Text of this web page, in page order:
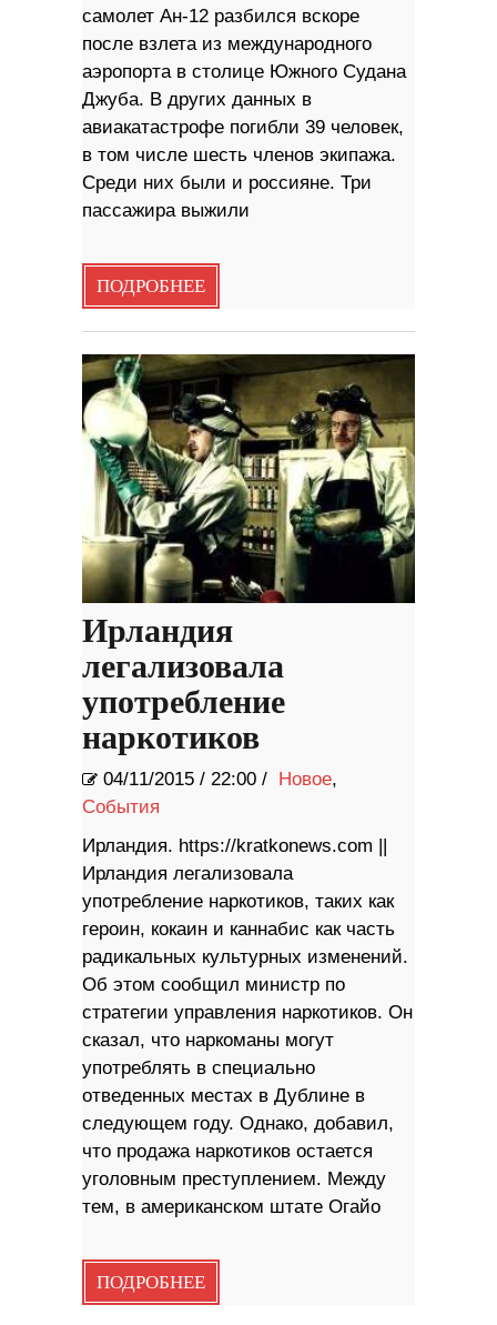
самолет Ан-12 разбился вскоре
после взлета из международного
аэропорта в столице Южного Судана
Джуба. В других данных в
авиакатастрофе погибли 39 человек,
в том числе шесть членов экипажа.
Среди них были и россияне. Три
пассажира выжили
ПОДРОБНЕЕ
Ирландия
легализовала
употребление
наркотиков
04/11/2015 / 22:00 / Новое,
События
Ирландия. https://kratkonews.com ||
Ирландия легализовала
употребление наркотиков, таких как
героин, кокаин и каннабис как часть
радикальных культурных изменений.
Об этом сообщил министр по
стратегии управления наркотиков. Он
сказал, что наркоманы могут
употреблять в специально
отведенных местах в Дублине в
следующем году. Однако, добавил,
что продажа наркотиков остается
уголовным преступлением. Между
тем, в американском штате Огайо
ПОДРОБНЕЕ